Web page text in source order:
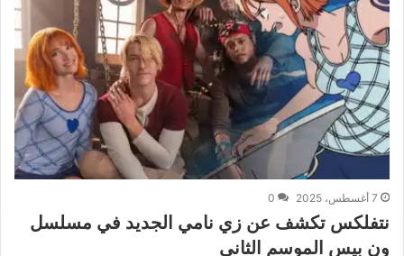
7 أغسطس، 2025 0
نتفلكس تكشف عن زي نامي الجديد في مسلسل
ون بيس الموسم الثاني